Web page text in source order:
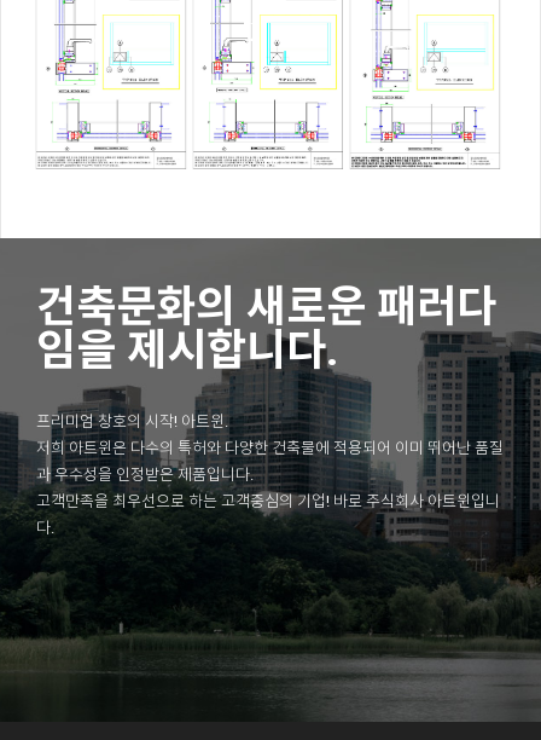
건축문화의 새로운 패러다
임을 제시합니다.
프리미엄 창호의 시작! 아트윈.
저희 아트윈은 다수의 특허와 다양한 건축물에 적용되어 이미 뛰어난 품질
과 우수성을 인정받은 제품입니다.
고객만족을 최우선으로 하는 고객중심의 기업! 바로 주식회사 아트윈입니
다.